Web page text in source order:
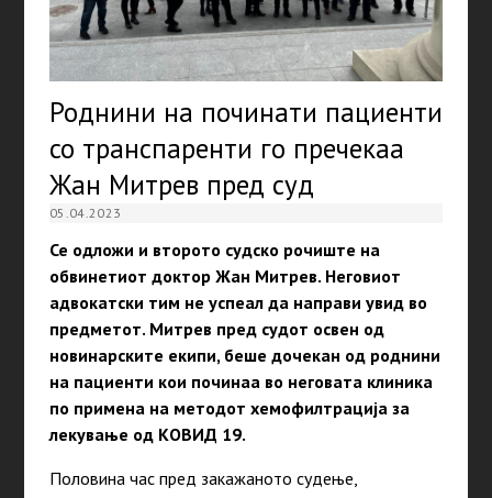
Роднини на починати пациенти
со транспаренти го пречекаа
Жан Митрев пред суд
05.04.2023
Се одложи и второто судско рочиште на
обвинетиот доктор Жан Митрев. Неговиот
адвокатски тим не успеал да направи увид во
предметот. Митрев пред судот освен од
новинарските екипи, беше дочекан од роднини
на пациенти кои починаа во неговата клиника
по примена на методот хемофилтрација за
лекување од КОВИД 19.
Половина час пред закажаното судење,